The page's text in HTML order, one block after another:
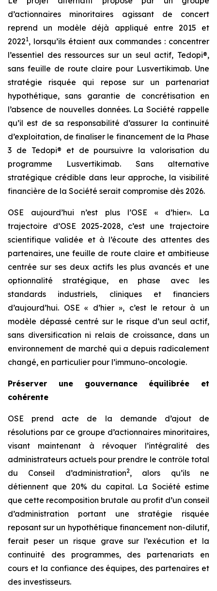
d’actionnaires minoritaires agissant de concert
reprend un modèle déjà appliqué entre 2015 et
20221, lorsqu’ils étaient aux commandes : concentrer
l’essentiel des ressources sur un seul actif, Tedopi®,
sans feuille de route claire pour Lusvertikimab. Une
stratégie risquée qui repose sur un partenariat
hypothétique, sans garantie de concrétisation en
l’absence de nouvelles données. La Société rappelle
qu’il est de sa responsabilité d’assurer la continuité
d’exploitation, de finaliser le financement de la Phase
3 de Tedopi® et de poursuivre la valorisation du
programme Lusvertikimab. Sans alternative
stratégique crédible dans leur approche, la visibilité
financière de la Société serait compromise dès 2026.
OSE aujourd’hui n’est plus l’OSE « d’hier». La
trajectoire d’OSE 2025-2028, c’est une trajectoire
scientifique validée et à l’écoute des attentes des
partenaires, une feuille de route claire et ambitieuse
centrée sur ses deux actifs les plus avancés et une
optionnalité stratégique, en phase avec les
standards industriels, cliniques et financiers
d’aujourd’hui. OSE « d’hier », c’est le retour à un
modèle dépassé centré sur le risque d’un seul actif,
sans diversification ni relais de croissance, dans un
environnement de marché qui a depuis radicalement
changé, en particulier pour l’immuno-oncologie.
Préserver une gouvernance équilibrée et
cohérente
OSE prend acte de la demande d’ajout de
résolutions par ce groupe d’actionnaires minoritaires,
visant maintenant à révoquer l’intégralité des
administrateurs actuels pour prendre le contrôle total
du Conseil d’administration2, alors qu’ils ne
détiennent que 20% du capital. La Société estime
que cette recomposition brutale au profit d’un conseil
d’administration portant une stratégie risquée
reposant sur un hypothétique financement non-dilutif,
ferait peser un risque grave sur l’exécution et la
continuité des programmes, des partenariats en
cours et la confiance des équipes, des partenaires et
des investisseurs.